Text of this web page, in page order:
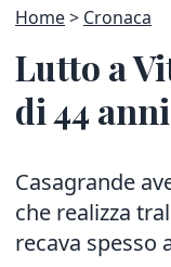
Home Cronaca
Lutto a
di 44
Casagrande
che realizza
recava spesso